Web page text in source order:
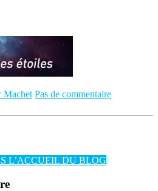
Machet Pas de commentaire
L’ACCUEIL DU BLOG